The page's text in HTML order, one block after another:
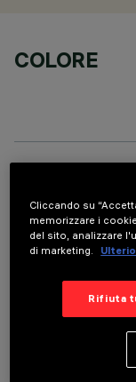
COLORE
ULTIMO
DESCRIZIONE
Apparecchio
ottici per sorgenti
dimensioni extra-
brevettata del
ed un elevato
Cliccando su
memorizzare i
del sito, analizzare
di marketing.
Rifiuta